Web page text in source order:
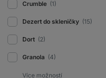
Crumble (1)
Dezert do skleničky (15)
Dort (2)
Granola (4)